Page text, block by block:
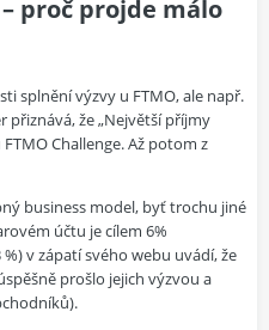
proč projde málo
splnění výzvy u FTMO, ale např.
přiznává, že „Největší příjmy
Challenge. Až potom z
business model, byť trochu jiné
účtu je cílem 6%
v zápatí svého webu uvádí, že
prošlo jejich výzvou a